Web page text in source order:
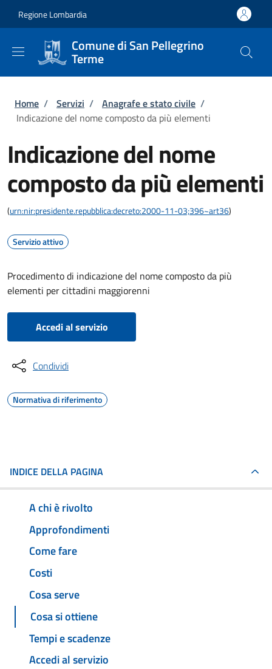
Regione Lombardia
Comune di San Pellegrino
Terme
Briciole di pane
Home / Servizi / Anagrafe e stato civile /
Indicazione del nome composto da più elementi
Indicazione del nome
composto da più elementi
(urn:nir:presidente.repubblica:decreto:2000-11-03;396~art36)
Servizio attivo
Procedimento di indicazione del nome composto da più
elementi per cittadini maggiorenni
Accedi al servizio
Condividi
Normativa di riferimento
INDICE DELLA PAGINA
A chi è rivolto
Approfondimenti
Come fare
Costi
Cosa serve
Cosa si ottiene
Tempi e scadenze
Accedi al servizio